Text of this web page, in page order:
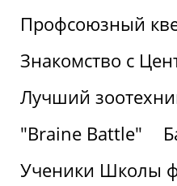
Профсоюзный
Знакомство с
Лучший
"Braine Battle"
Ученики Школы